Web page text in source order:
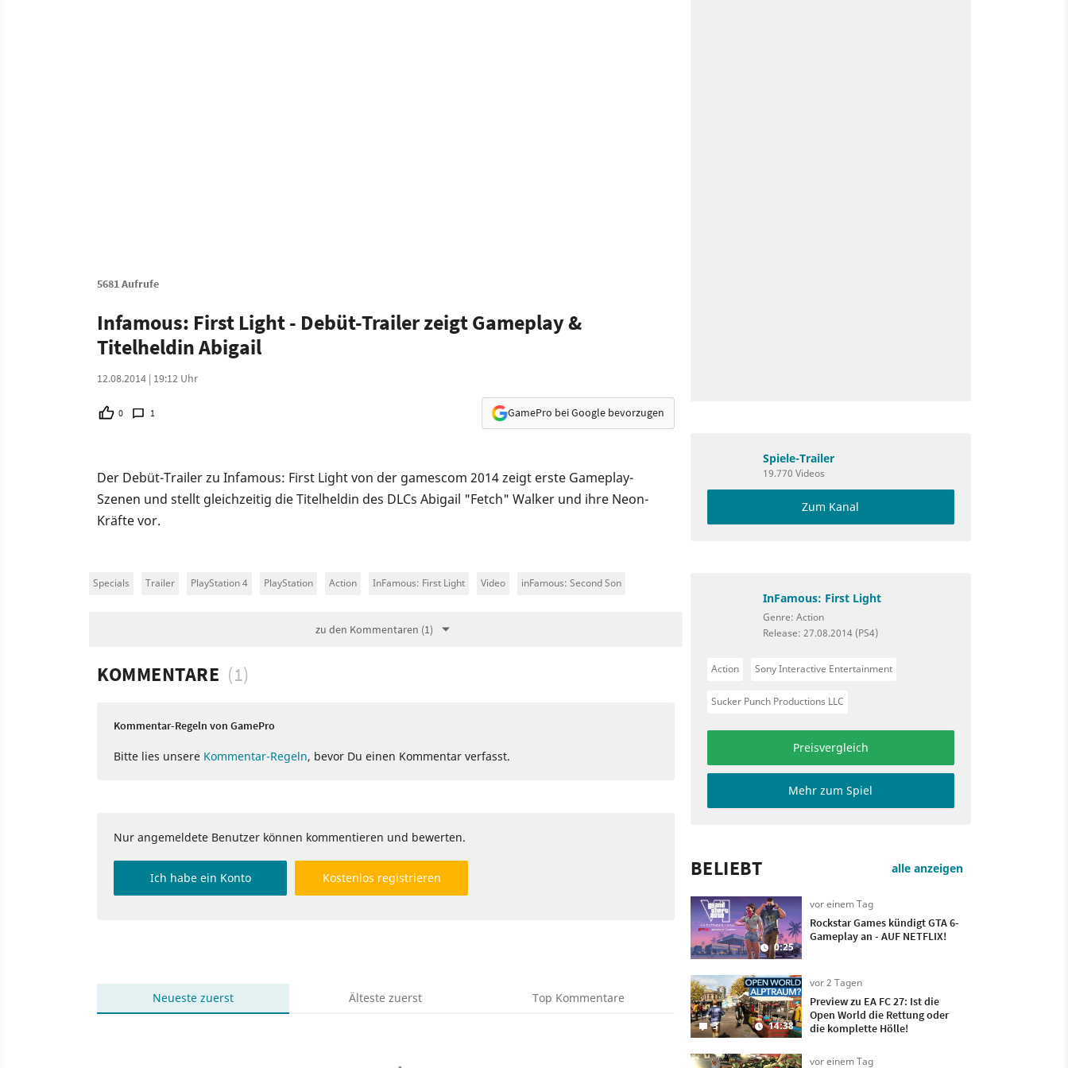
5681 Aufrufe
Infamous: First Light - Debüt-Trailer zeigt Gameplay &
Titelheldin Abigail
12.08.2014 | 19:12 Uhr
0 1 GamePro bei Google bevorzugen
Der Debüt-Trailer zu Infamous: First Light von der gamescom 2014 zeigt erste Gameplay-
Szenen und stellt gleichzeitig die Titelheldin des DLCs Abigail "Fetch" Walker und ihre Neon-
Kräfte vor.
Specials Trailer PlayStation 4 PlayStation Action InFamous: First Light Video inFamous: Second Son
zu den Kommentaren (1)
KOMMENTARE (1)
Kommentar-Regeln von GamePro
Bitte lies unsere Kommentar-Regeln, bevor Du einen Kommentar verfasst.
Nur angemeldete Benutzer können kommentieren und bewerten.
Ich habe ein Konto Kostenlos registrieren
Neueste zuerst Älteste zuerst Top Kommentare
Spiele-Trailer
19.770 Videos
Zum Kanal
InFamous: First Light
Genre: Action
Release: 27.08.2014 (PS4)
Action Sony Interactive Entertainment
Sucker Punch Productions LLC
Preisvergleich
Mehr zum Spiel
BELIEBT alle anzeigen
0:25
vor einem Tag
Rockstar Games kündigt GTA 6-
Gameplay an - AUF NETFLIX!
3 14:38
vor 2 Tagen
Preview zu EA FC 27: Ist die
Open World die Rettung oder
die komplette Hölle!
vor einem Tag